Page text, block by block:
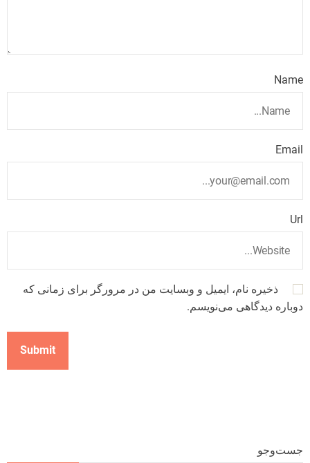
Name
Email
Url
ذخیره نام، ایمیل و وبسایت من در مرورگر برای زمانی که
دوباره دیدگاهی می‌نویسم.
جست‌وجو